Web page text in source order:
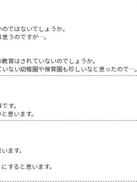
ではないでしょうか。
うのですが…。
育はされていないのでしょうか。
ない幼稚園や保育園も珍しいなと思ったので…。
す。
思います。
ます。
すると思います。